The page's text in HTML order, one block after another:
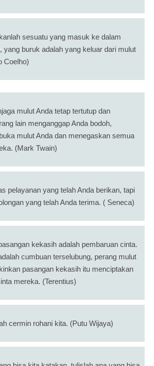
sesuatu yang masuk ke dalam
yang buruk adalah yang keluar dari mulut
Coelho)
mulut Anda tetap tertutup dan
lain menganggap Anda bodoh,
mulut Anda dan menegaskan semua
(Mark Twain)
pelayanan yang telah Anda berikan, tapi
yang telah Anda terima. ( Seneca)
kekasih adalah pembaruan cinta.
cumbuan terselubung, perang mulut
pasangan kekasih itu menciptakan
mereka. (Terentius)
cermin rohani kita. (Putu Wijaya)